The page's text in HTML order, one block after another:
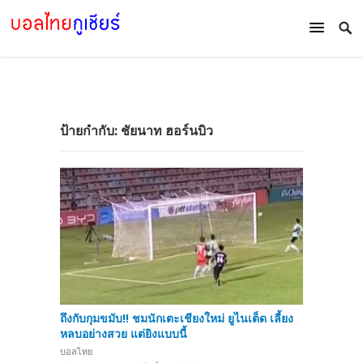
ป้ายกำกับ: ชัยนาท ฮอร์นบิว
ถึงกับกุมขมับ!! ชมนักเตะเชียงใหม่ ยูไนเต็ด เลี้ยง
หลบอย่างสวย แต่ยิงแบบนี้
บอลไทย